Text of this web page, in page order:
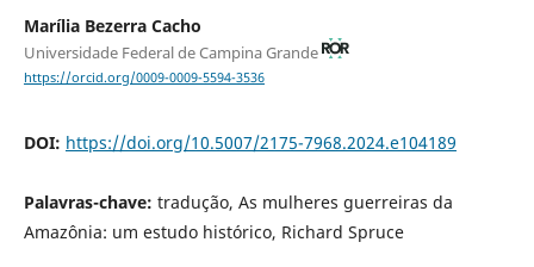
Marília Bezerra Cacho
Universidade Federal de Campina Grande
https://orcid.org/0009-0009-5594-3536
DOI: https://doi.org/10.5007/2175-7968.2024.e104189
Palavras-chave: tradução, As mulheres guerreiras da
Amazônia: um estudo histórico, Richard Spruce